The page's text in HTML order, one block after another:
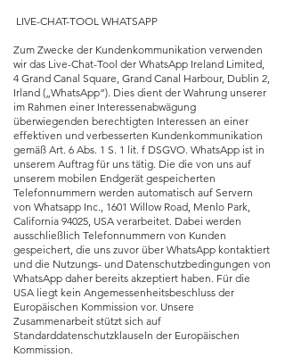
LIVE-CHAT-TOOL WHATSAPP
Zum Zwecke der Kundenkommunikation verwenden
wir das Live-Chat-Tool der WhatsApp Ireland Limited,
4 Grand Canal Square, Grand Canal Harbour, Dublin 2,
Irland („WhatsApp“). Dies dient der Wahrung unserer
im Rahmen einer Interessenabwägung
überwiegenden berechtigten Interessen an einer
effektiven und verbesserten Kundenkommunikation
gemäß Art. 6 Abs. 1 S. 1 lit. f DSGVO. WhatsApp ist in
unserem Auftrag für uns tätig. Die die von uns auf
unserem mobilen Endgerät gespeicherten
Telefonnummern werden automatisch auf Servern
von Whatsapp Inc., 1601 Willow Road, Menlo Park,
California 94025, USA verarbeitet. Dabei werden
ausschließlich Telefonnummern von Kunden
gespeichert, die uns zuvor über WhatsApp kontaktiert
und die Nutzungs- und Datenschutzbedingungen von
WhatsApp daher bereits akzeptiert haben. Für die
USA liegt kein Angemessenheitsbeschluss der
Europäischen Kommission vor. Unsere
Zusammenarbeit stützt sich auf
Standarddatenschutzklauseln der Europäischen
Kommission.